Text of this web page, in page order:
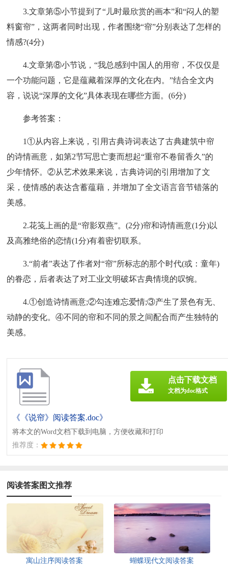
3.文章第⑤小节提到了“儿时最欣赏的画本”和“闷人的塑
料窗帘”，这两者同时出现，作者围绕“帘”分别表达了怎样的
情感?(4分)
4.文章第⑧小节说，“我总感到中国人的用帘，不仅仅是
一个功能问题，它是蕴藏着深厚的文化在内。”结合全文内
容，说说“深厚的文化”具体表现在哪些方面。(6分)
参考答案：
1①从内容上来说，引用古典诗词表达了古典建筑中帘
的诗情画意，如第2节写思亡妻而想起“重帘不卷留香久”的
少年情怀。②从艺术效果来说，古典诗词的引用增加了文
采，使情感的表达含蓄蕴藉，并增加了全文语言音节错落的
美感。
2.花笺上画的是“帘影双燕”。(2分)帘和诗情画意(1分)以
及高雅绝俗的恋情(1分)有着密切联系。
3.“前者”表达了作者对“帘”所标志的那个时代(或：童年)
的眷恋，后者表达了对工业文明破坏古典情境的叹惋。
4.①创造诗情画意;②勾连难忘爱情;③产生了景色有无、
动静的变化。④不同的帘和不同的景之间配合而产生独特的
美感。
《《说帘》阅读答案.doc》
将本文的Word文档下载到电脑，方便收藏和打印
推荐度：
点击下载文档
文档为doc格式
阅读答案图文推荐
寓山注序阅读答案 蝴蝶现代文阅读答案